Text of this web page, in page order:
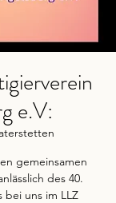
e.V:
gemeinsamen
des 40.
bei uns im LLZ